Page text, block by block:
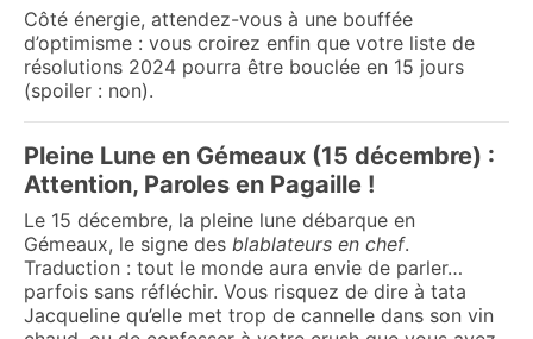
Côté énergie, attendez-vous à une bouffée
d’optimisme : vous croirez enfin que votre liste de
résolutions 2024 pourra être bouclée en 15 jours
(spoiler : non).
Pleine Lune en Gémeaux (15 décembre) :
Attention, Paroles en Pagaille !
Le 15 décembre, la pleine lune débarque en
Gémeaux, le signe des blablateurs en chef.
Traduction : tout le monde aura envie de parler…
parfois sans réfléchir. Vous risquez de dire à tata
Jacqueline qu’elle met trop de cannelle dans son vin